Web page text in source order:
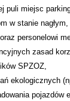
puli miejsc
w stanie
personelowi
zasad
SPZOZ,
ekologicznych
pojazdów